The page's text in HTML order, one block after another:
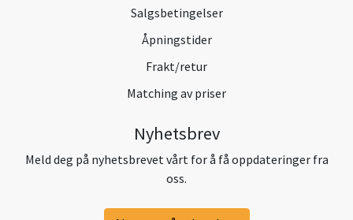
Salgsbetingelser
Åpningstider
Frakt/retur
Matching av priser
Nyhetsbrev
Meld deg på nyhetsbrevet vårt for å få oppdateringer fra
oss.